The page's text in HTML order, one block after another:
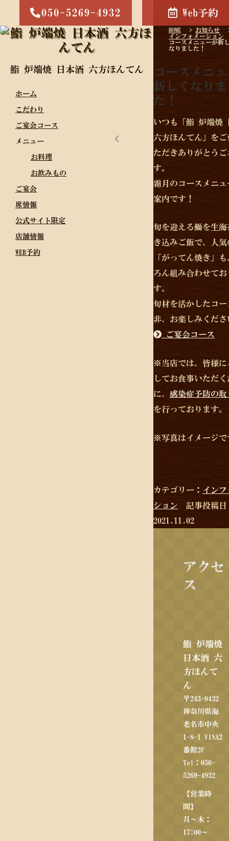
鮨 炉端焼 日本酒 六方ほんてん
ホーム
こだわり
ご宴会コース
メニュー
お料理
お飲みもの
ご宴会
席情報
公式サイト限定
店舗情報
WEB予約
Web予約
050-5269-4932 お知らせ
HOME > お知らせ
インフォメーション
コースメニューが新
なりました！
コースメニ
新しくなり
た！
いつも「鮨 炉端焼
六方ほんてん」をご
ただきありがとうご
す。
霜月のコースメニュ
案内です！
旬を迎える鰤を生海
き込みご飯で、人気
「がってん焼き」も
ろん組み合わせてお
す。
旬材を活かしたコー
非、お楽しみくださ
ご宴会コース
※当店では、皆様に
してお食事いただく
に、 感染症予防の取
を行っております。
※写真はイメージで
カテゴリー： インフ
ション 記事投稿日
2021.11.02
アクセ
ス
鮨 炉端焼
日本酒 六
方ほんて
ん
〒243-0432
神奈川県海
老名市中央
1-8-1 VINA2
番館2F
Tel：050-
5269-4932
【営業時
間】
月～木：
17:00～